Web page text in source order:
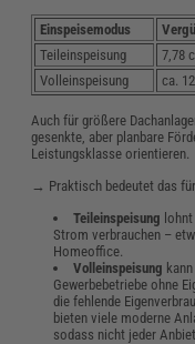
Einspeisemodus
Teileinspeisung
7,78
Volleinspeisung
ca.
Auch für größere
gesenkte, aber planbare
Leistungsklasse orientieren.
→ Praktisch bedeutet das
Teileinspeisung
Strom verbrauchen –
Homeoffice.
Volleinspeisung
Gewerbebetriebe ohne
die fehlende
bieten viele moderne
sodass nicht jeder